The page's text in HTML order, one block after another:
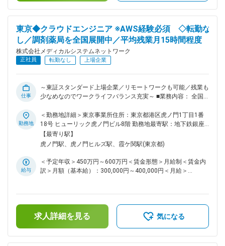
ビス事業を展開しています。地域に根差した医療サービスの提
供を目指し、医薬連携による細やかな 医療・サービスの提供
を行っております。 調剤薬局事業では全国472店舗を展開、医
薬品ネットワーク加盟件数は47都道府県で約11,678件（2025
年11月末）を全国各地で事業を展開しています。 ■就業環境：
残業は月平均15時間程度なので、ワークライフバランスを重
得後の復帰率も約98％など、高い定着率が特徴で、長期的な
就業が可能です。 変更の範囲：会社の定める業務
東京◆クラウドエンジニア ※AWS経験必須 ◇転勤な
し／調剤薬局を全国展開中／平均残業月15時間程度
株式会社メディカルシステムネットワーク
正社員 転勤なし 上場企業
仕事
～東証スタンダード上場企業／リモートワークも可能／残業も
少なめなのでワークライフバランス充実～ ■業務内容： 全国
おいて、クラウドエンジニアとして業務を担当して頂きます。
現在システム開発、構築強化しており、今後の事業展開、店舗
増加を見据えてクラウドエンジニアを急募いたします。 具体
的な業務としては、システム開発におけるクラウドインフラ部
す。 ■組織構成： システム本部は59名で構成されており、年
齢も20代～50代まで幅広く在籍しております。 ■キャリアパ
いただくことも可能です。 ■魅力： 業務に関係する技術書籍
の購入や研修参加費などは会社が費用負担する等、エンジニア
の就業環境をサポートする体制が整っています。 ■当社の特
徴： 当社は医薬品ネットワーク事業・調剤薬局事業・賃貸設
住」のインフラとして 地域住民の健康を支えるトータルサー
勤務地
＜勤務地詳細＞東京事業所住所：東京都港区虎ノ門1丁目1番
18号 ヒューリック虎ノ門ビル8階 勤務地最寄駅：地下鉄銀座
線／虎ノ門駅受動喫煙対策：屋内全面禁煙変更の範囲：無
【最寄り駅】
虎ノ門駅、虎ノ門ヒルズ駅、霞ケ関駅(東京都)
給与
＜予定年収＞450万円～600万円＜賃金形態＞月給制＜賃金内
訳＞月額（基本給）：300,000円～400,000円＜月給＞
支給）賃金はあくまでも目安の金額であり、選考を通じて上下
する可能性があります。月給(月額)は固定手当を含めた表記で
求人詳細を見る 気になる